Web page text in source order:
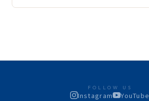
FOLLOW US
Instagram YouTube